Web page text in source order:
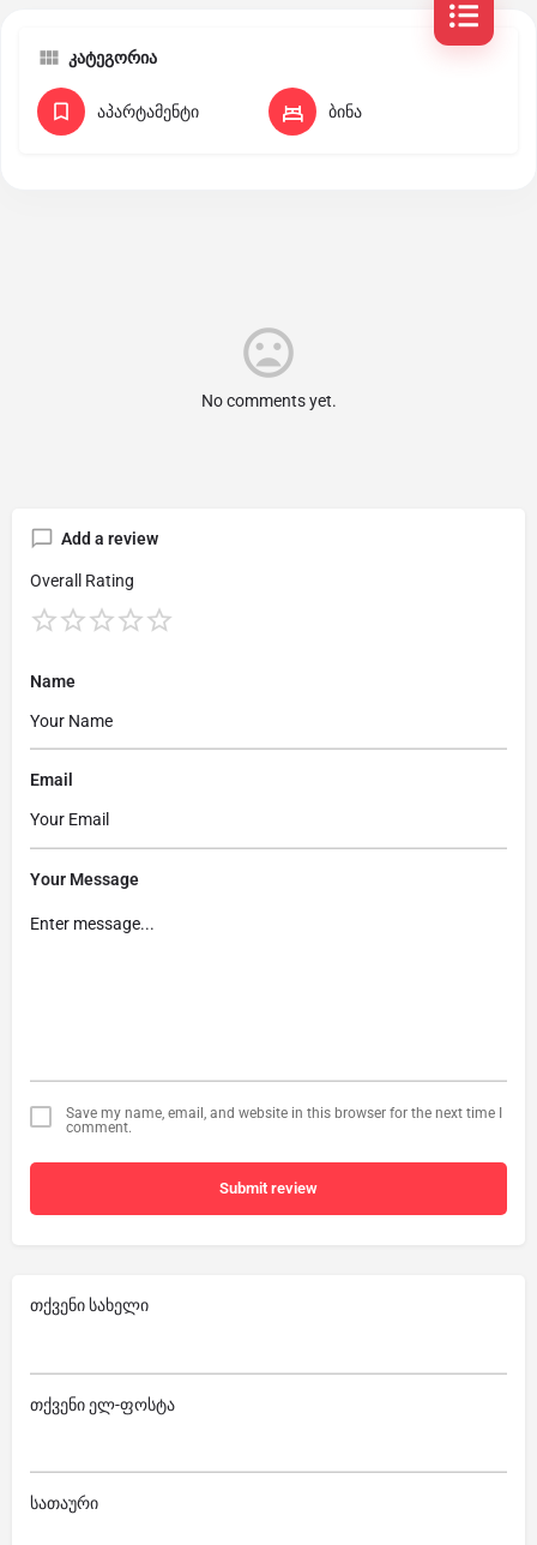
კატეგორია
აპარტამენტი ბინა
No comments yet.
Add a review
Overall Rating
Name
Email
Your Message
Save my name, email, and website in this browser for the next time I
comment.
Submit review
თქვენი სახელი
თქვენი ელ-ფოსტა
სათაური